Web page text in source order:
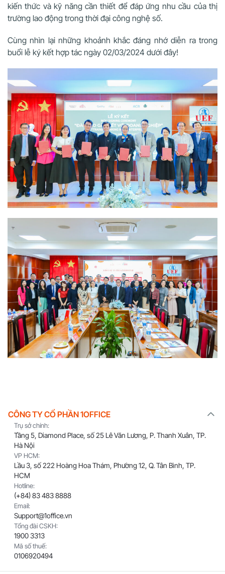
kiến thức và kỹ năng cần thiết để đáp ứng nhu cầu của thị
trường lao động trong thời đại công nghệ số.
Cùng nhìn lại những khoảnh khắc đáng nhớ diễn ra trong
buổi lễ ký kết hợp tác ngày 02/03/2024 dưới đây!
CÔNG TY CỔ PHẦN 1OFFICE
Trụ sở chính:
Tầng 5, Diamond Place, số 25 Lê Văn Lương, P. Thanh Xuân, TP.
Hà Nội
VP HCM:
Lầu 3, số 222 Hoàng Hoa Thám, Phường 12, Q. Tân Bình, TP.
HCM
Hotline:
(+84) 83 483 8888
Email:
Support@1office.vn
Tổng đài CSKH:
1900 3313
Mã số thuế:
0106920494